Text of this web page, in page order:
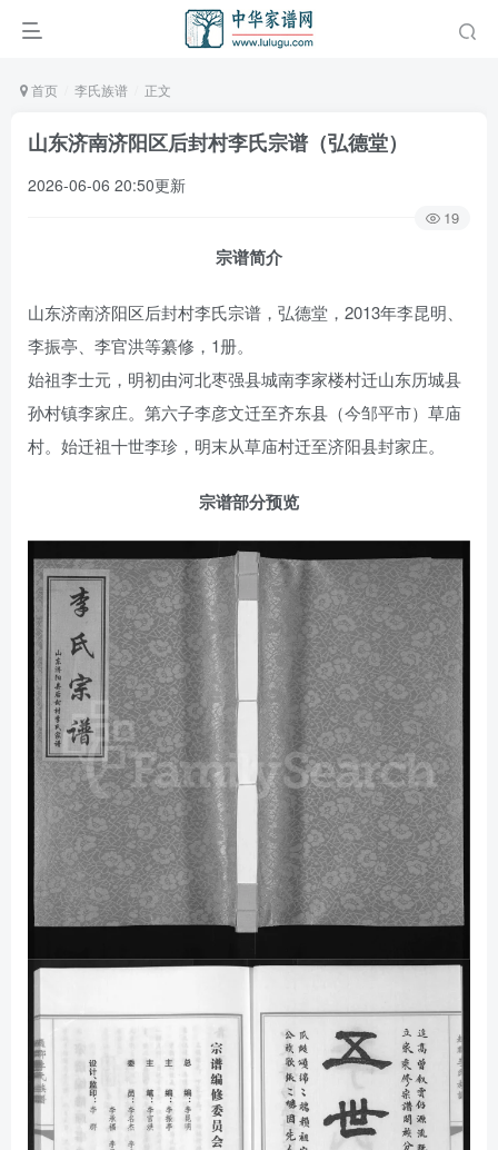
首页 李氏族谱 正文
山东济南济阳区后封村李氏宗谱（弘德堂）
2026-06-06 20:50更新
19
宗谱简介
山东济南济阳区后封村李氏宗谱，弘德堂，2013年李昆明、
李振亭、李官洪等纂修，1册。
始祖李士元，明初由河北枣强县城南李家楼村迁山东历城县
孙村镇李家庄。第六子李彦文迁至齐东县（今邹平市）草庙
村。始迁祖十世李珍，明末从草庙村迁至济阳县封家庄。
宗谱部分预览